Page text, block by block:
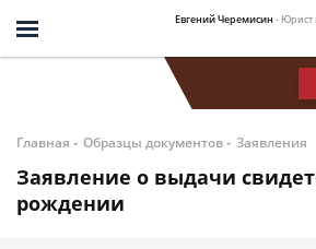
Евгений Черемисин - Юрист
Главная - Образцы документов- Заявления
Заявление о выдачи
рождении